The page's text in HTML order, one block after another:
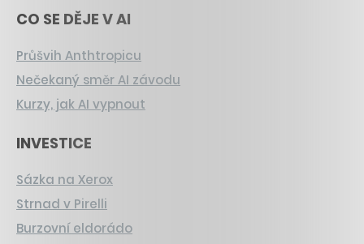
CO SE DĚJE V AI
Průšvih Anthtropicu
Nečekaný směr AI závodu
Kurzy, jak AI vypnout
INVESTICE
Sázka na Xerox
Strnad v Pirelli
Burzovní eldorádo